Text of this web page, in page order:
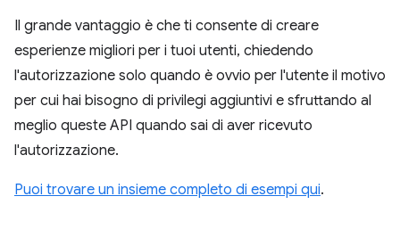
Il grande vantaggio è che ti consente di creare
esperienze migliori per i tuoi utenti, chiedendo
l'autorizzazione solo quando è ovvio per l'utente il motivo
per cui hai bisogno di privilegi aggiuntivi e sfruttando al
meglio queste API quando sai di aver ricevuto
l'autorizzazione.
Puoi trovare un insieme completo di esempi qui.